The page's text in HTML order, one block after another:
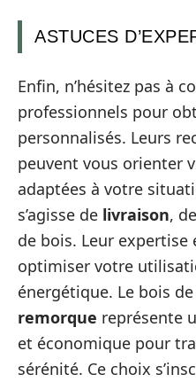
ASTUCES
Enfin, n’hésitez pas à
professionnels pour
personnalisés. Leurs
peuvent vous orienter
adaptées à votre
s’agisse de livraison,
de bois. Leur expertise
optimiser votre
énergétique. Le bois
remorque représente
et économique pour
sérénité. Ce choix